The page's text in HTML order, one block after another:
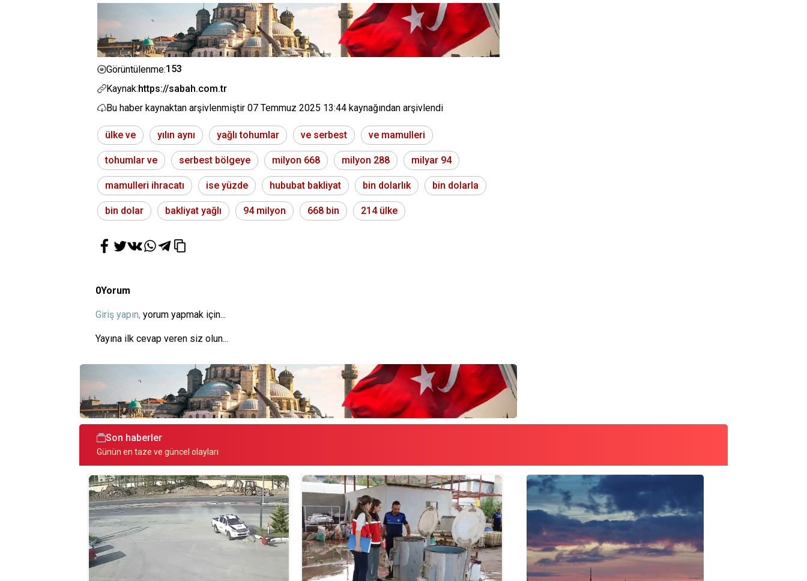
Görüntülenme:153
Kaynak:https://sabah.com.tr
Bu haber kaynaktan arşivlenmiştir 07 Temmuz 2025 13:44 kaynağından arşivlendi
ülke ve yılın aynı yağlı tohumlar ve serbest ve mamulleri
tohumlar ve serbest bölgeye milyon 668 milyon 288 milyar 94
mamulleri ihracatı ise yüzde hububat bakliyat bin dolarlık bin dolarla
bin dolar bakliyat yağlı 94 milyon 668 bin 214 ülke
0Yorum
Giriş yapın, yorum yapmak için...
Yayına ilk cevap veren siz olun...
Son haberler
Günün en taze ve güncel olayları